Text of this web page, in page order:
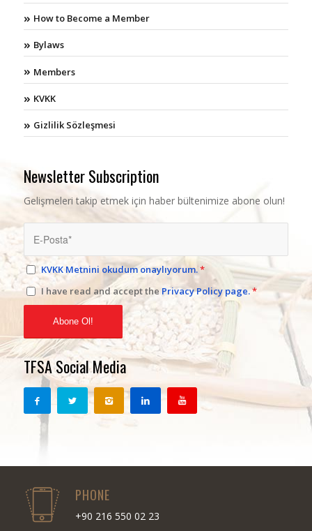
How to Become a Member
Bylaws
Members
KVKK
Gizlilik Sözleşmesi
Newsletter Subscription
Gelişmeleri takip etmek için haber bültenimize abone olun!
KVKK Metnini okudum onaylıyorum.*
I have read and accept the Privacy Policy page.*
TFSA Social Media
PHONE
+90 216 550 02 23